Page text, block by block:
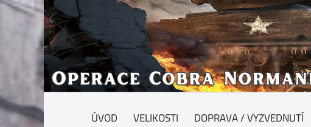
ÚVOD VELIKOSTI DOPRAVA / VYZVEDNUTÍ